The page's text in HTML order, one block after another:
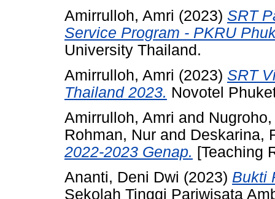
Amirrulloh, Amri (2023) SRT
Service Program - PKRU
University Thailand.
Amirrulloh, Amri (2023) SRT
Thailand 2023. Novotel
Amirrulloh, Amri and
Rohman, Nur and Deskarina,
2022-2023 Genap. [Teaching
Ananti, Deni Dwi (2023) Bukti
Sekolah Tinggi Pariwisata